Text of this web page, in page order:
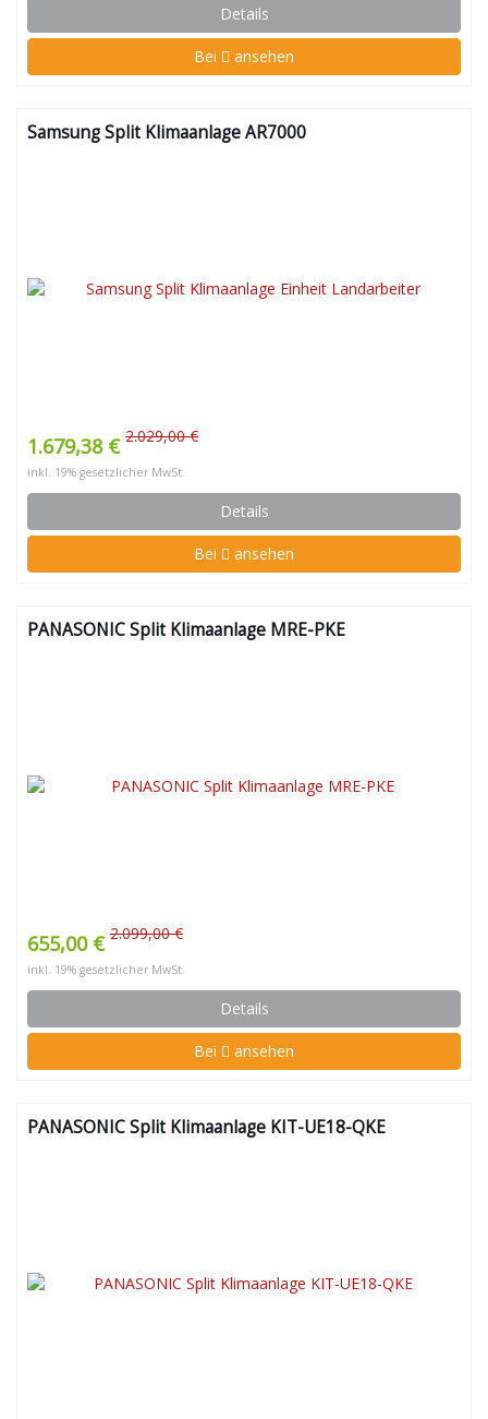
Details
Bei ansehen
Samsung Split Klimaanlage AR7000
1.679,38 € 2.029,00 €
inkl. 19% gesetzlicher MwSt.
Details
Bei ansehen
PANASONIC Split Klimaanlage MRE-PKE
655,00 € 2.099,00 €
inkl. 19% gesetzlicher MwSt.
Details
Bei ansehen
PANASONIC Split Klimaanlage KIT-UE18-QKE